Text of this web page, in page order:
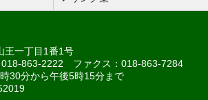
一丁目1番1号
018-863-2222 ファクス：018-863-7284
30分から午後5時15分まで